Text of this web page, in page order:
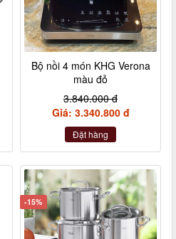
Bộ nồi 4 món KHG Verona
màu đỏ
3.840.000 đ
Giá: 3.340.800 đ
Đặt hàng
-15%